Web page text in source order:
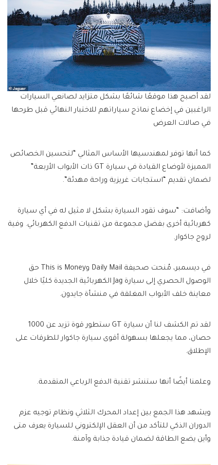
لقد أصبح هذا موقعًا شائعًا بشكل متزايد لصانعي السيارات
الراغبين في إخضاع نماذج سياراتهم للاختبار النهائي قبل طرحها
في صالات العرض
كما أنها توفر لمهندسيها الأساس المثالي “لتحسين الخصائص
المميزة لأوضاع القيادة في سيارة GT ذات الأبواب الأربعة”
لضمان تقديم “استجابات غريزية وراحة مهدئة”.
وأضافت: “سوف تقود السيارة بشكل لا مثيل له في أي سيارة
كهربائية أخرى بفضل مجموعة من تقنيات الدفع الكهربائي. وفية
لروح جاكوار.
في ديسمبر، مُنحت صحيفة Daily Mail وThis is Money حق
الوصول الحصري إلى سيارة Jag الكهربائية الجديدة كليًا خلال
معاينة خلف الأبواب المغلقة في منشأة جايدون.
لقد تم الكشف لنا أن سيارة GT ستطور قوة تزيد عن 1000
حصان، مما يجعلها بسهولة أقوى سيارة جاكوار للطرقات على
الإطلاق.
وعلمنا أيضًا أنها ستنشر تقنية الدفع الرباعي المتقدمة.
ويشهد هذا الجمع بين إعداد المحرك الثلاثي ونظام توجيه عزم
الدوران الذكي للتأكد من أن العقل الإلكتروني للسيارة يعرف متى
وأين يضع الطاقة لضمان قيادة جذابة وآمنة.